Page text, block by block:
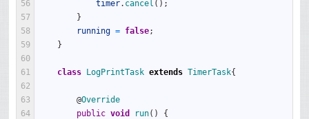
56
57
58
59
60
61
62
63
64
timer. cancel ( ) ;
}
running = false;
}
class LogPrintTask extends TimerTask{
@Override
public void run( )
{